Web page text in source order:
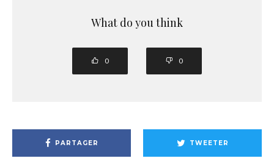
What do you think
0 0
PARTAGER TWEETER